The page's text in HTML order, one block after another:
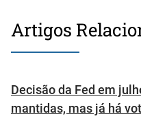
Artigos
Decisão da Fed em
mantidas, mas já há